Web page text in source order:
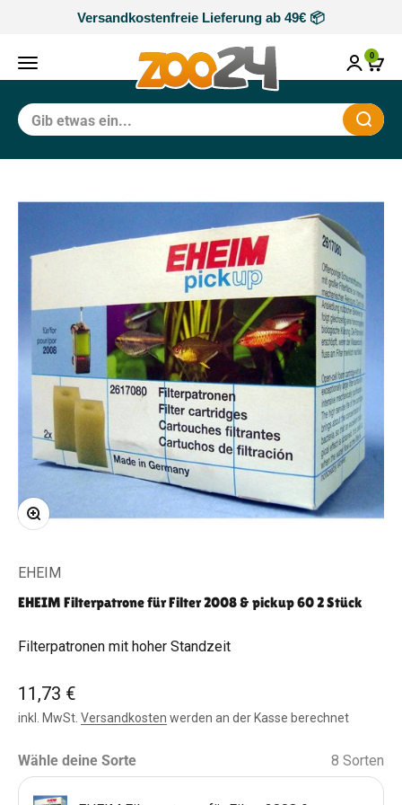
Zum Inhalt springenVersandkostenfreie Lieferung ab 49€ 📦
0
Navigationsmenü öffnen
Bild vergrößern
EHEIM
EHEIM Filterpatrone für Filter 2008 & pickup 60 2 Stück
Filterpatronen mit hoher Standzeit
Angebot
11,73 €
inkl. MwSt. Versandkosten werden an der Kasse berechnet
Wähle deine Sorte 8 Sorten